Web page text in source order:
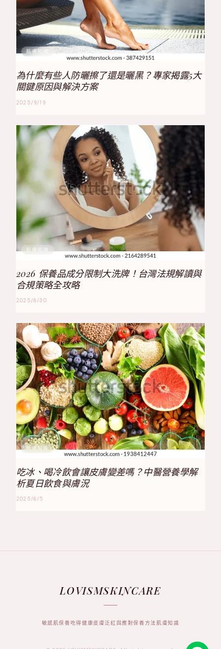
肌膚知識
為什麼有些人防曬擦了還是曬黑？專家揭露5大
關鍵原因與解決方案
2025/9/19
肌膚知識
2026 保養品成分限制大洗牌！台灣法規解讀與
合規策略全攻略
2025/6/30
肌膚知識
吃冰、喝冷飲會讓皮膚變差嗎？中醫營養學解
析夏日飲食與膚況
2025/6/5
LOVISMSKINCARE
敏感肌保養吃得健康皮膚泛紅與應對保養方法肌膚知識